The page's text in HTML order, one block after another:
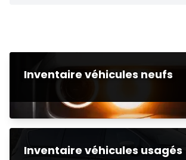
Inventaire véhicules neufs
Inventaire véhicules usagés